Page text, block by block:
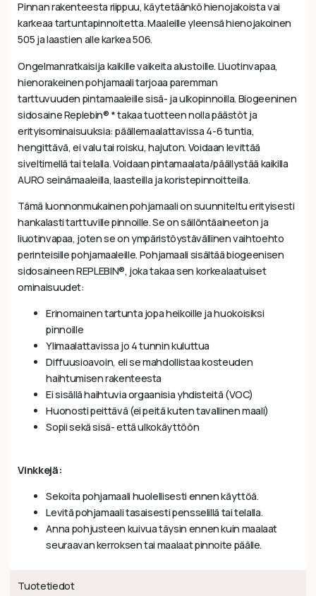
Pinnan rakenteesta riippuu, käytetäänkö hienojakoista vai
karkeaa tartuntapinnoitetta. Maaleille yleensä hienojakoinen
505 ja laastien alle karkea 506.
Ongelmanratkaisija kaikille vaikeita alustoille. Liuotinvapaa,
hienorakeinen pohjamaali tarjoaa paremman
tarttuvuuden pintamaaleille sisä- ja ulkopinnoilla. Biogeeninen
sidosaine Replebin® * takaa tuotteen nolla päästöt ja
erityisominaisuuksia: päällemaalattavissa 4-6 tuntia,
hengittävä, ei valu tai roisku, hajuton. Voidaan levittää
siveltimellä tai telalla. Voidaan pintamaalata/päällystää kaikilla
AURO seinämaaleilla, laasteilla ja koristepinnoitteilla.
Tämä luonnonmukainen pohjamaali on suunniteltu erityisesti
hankalasti tarttuville pinnoille. Se on säilöntäaineeton ja
liuotinvapaa, joten se on ympäristöystävällinen vaihtoehto
perinteisille pohjamaaleille. Pohjamaali sisältää biogeenisen
sidosaineen REPLEBIN®, joka takaa sen korkealaatuiset
ominaisuudet:
Erinomainen tartunta jopa heikoille ja huokoisiksi
pinnoille
Ylimaalattavissa jo 4 tunnin kuluttua
Diffuusioavoin, eli se mahdollistaa kosteuden
haihtumisen rakenteesta
Ei sisällä haihtuvia orgaanisia yhdisteitä (VOC)
Huonosti peittävä (ei peitä kuten tavallinen maali)
Sopii sekä sisä- että ulkokäyttöön
Vinkkejä:
Sekoita pohjamaali huolellisesti ennen käyttöä.
Levitä pohjamaali tasaisesti pensselillä tai telalla.
Anna pohjusteen kuivua täysin ennen kuin maalaat
seuraavan kerroksen tai maalaat pinnoite päälle.
Tuotetiedot